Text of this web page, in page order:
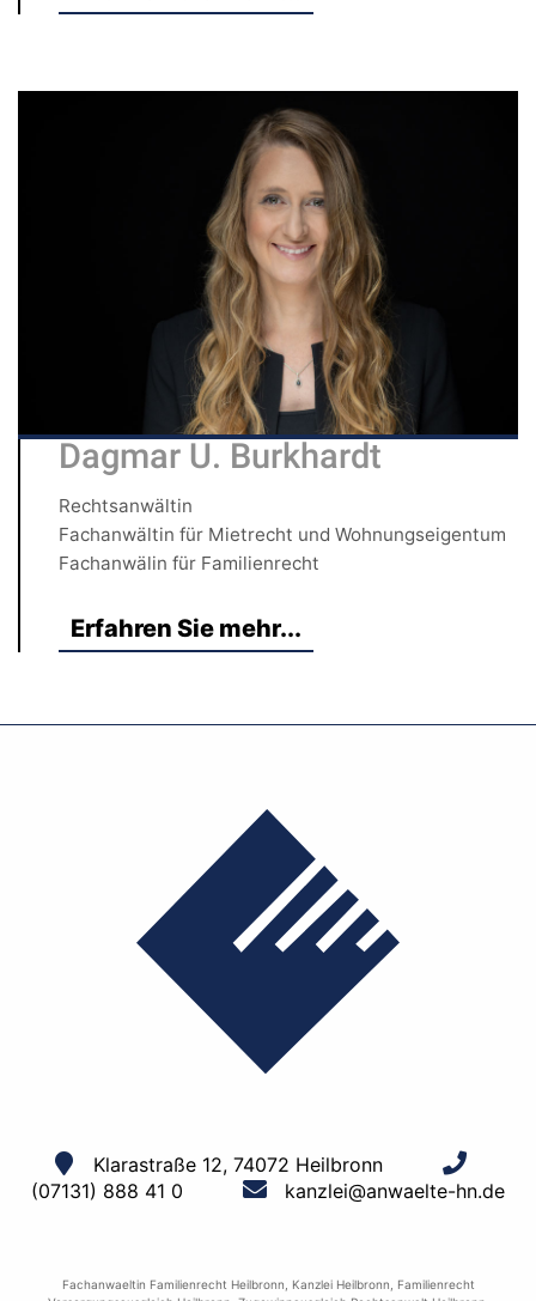
Dagmar U. Burkhardt
Rechtsanwältin
Fachanwältin für Mietrecht und Wohnungseigentum
Fachanwälin für Familienrecht
Erfahren Sie mehr...
Klarastraße 12, 74072 Heilbronn
(07131) 888 41 0
kanzlei@anwaelte-hn.de
Fachanwaeltin Familienrecht Heilbronn Kanzlei Heilbronn
Familienrecht